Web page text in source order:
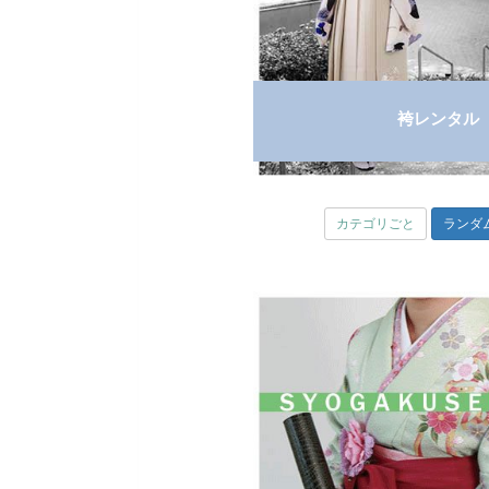
袴レンタル
カテゴリごと ランダ